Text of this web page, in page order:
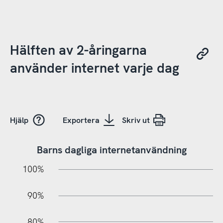
Hälften av 2-åringarna
använder internet varje dag
Hjälp Exportera Skriv ut
Barns dagliga internetanvändning
100%
90%